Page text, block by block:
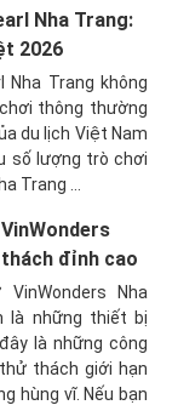
Nha Trang:
2026
Nha Trang không
thông thường
du lịch Việt Nam
số lượng trò chơi
Trang ...
đỉnh cao
Nha
là những thiết bị
là những công
thách giới hạn
hùng vĩ. Nếu bạn